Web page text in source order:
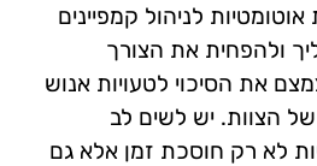
לניהול קמפיינים
ולהפחית את הצורך
את הסיכוי לטעויות אנוש
הצוות. יש לשים לב
לא רק חוסכת זמן אלא גם